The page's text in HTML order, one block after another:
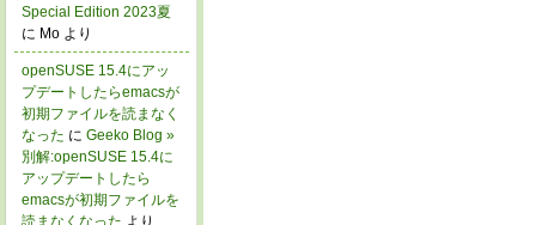
Special Edition 2023夏
に Mo より
openSUSE 15.4にアッ
プデートしたらemacsが
初期ファイルを読まなく
なった に Geeko Blog »
別解:openSUSE 15.4に
アップデートしたら
emacsが初期ファイルを
読まなくなった より